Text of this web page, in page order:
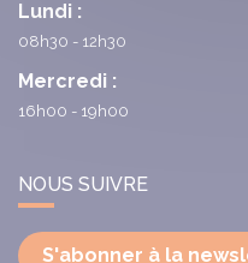
Lundi :
08h30 - 12h30
Mercredi :
16h00 - 19h00
NOUS SUIVRE
S'abonner à la